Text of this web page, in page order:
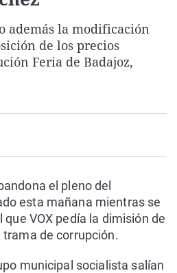
Gente viajera
Como el perro y el
Retornados
Equipo de
Galicia
La Rioja
Televisión
Elecciones
además la modificación
de los precios
Feria de Badajoz,
el pleno del
esta mañana mientras se
VOX pedía la dimisión de
trama de corrupción.
municipal socialista salían